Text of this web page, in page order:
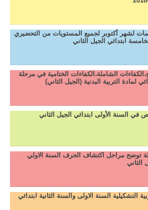
لشهر أكتوبر لجميع المستويات من التحضيري
ابتدائي الجيل الثاني
الشاملة،الكفاءات الختامية في مرحلة
لمادة التربية البدنية (الجيل الثاني)
في السنة الأولى ابتدائي الجيل الثاني
توضح مراحل اكتشاف الحرف السنة الاولي
الثاني
التشكيلية السنة الاولى والسنة الثانية ابتدائي